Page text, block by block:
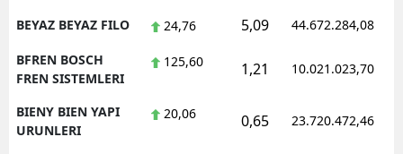
BEYAZ BEYAZ FILO 24,76 5,09 44.672.284,08
BFREN BOSCH
FREN SISTEMLERI
125,60 1,21 10.021.023,70
BIENY BIEN YAPI
URUNLERI
20,06 0,65 23.720.472,46